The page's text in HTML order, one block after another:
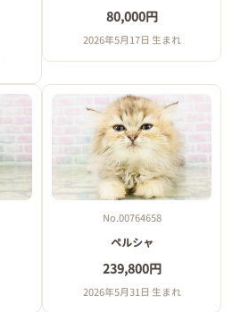
80,000円
2026年5月17日 生まれ
No.00764658
ペルシャ
239,800円
2026年5月31日 生まれ